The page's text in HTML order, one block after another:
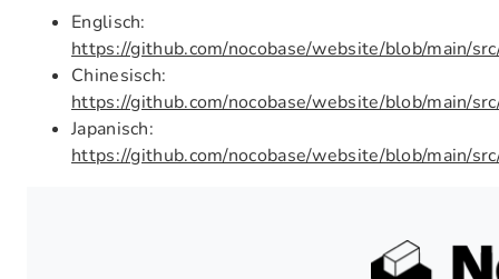
Englisch:
https://github.com/nocobase/website/blob/main/
Chinesisch:
https://github.com/nocobase/website/blob/main/
Japanisch:
https://github.com/nocobase/website/blob/main/